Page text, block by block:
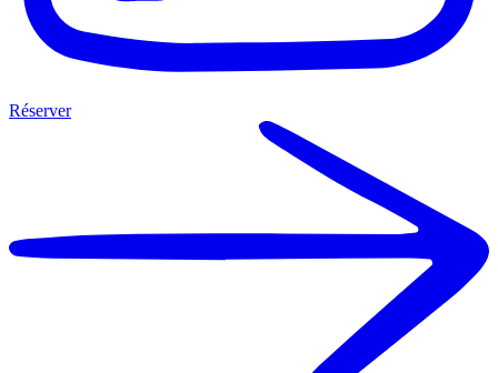
Réserver